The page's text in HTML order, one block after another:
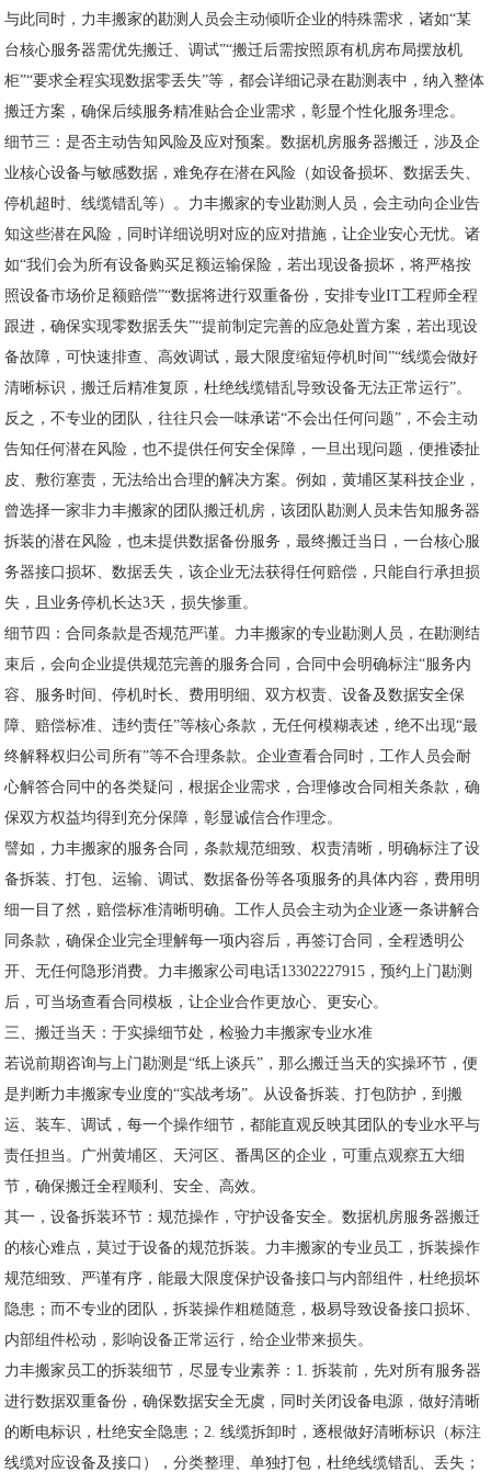
与此同时，力丰搬家的勘测人员会主动倾听企业的特殊需求，诸如“某
台核心服务器需优先搬迁、调试”“搬迁后需按照原有机房布局摆放机
柜”“要求全程实现数据零丢失”等，都会详细记录在勘测表中，纳入整体
搬迁方案，确保后续服务精准贴合企业需求，彰显个性化服务理念。
细节三：是否主动告知风险及应对预案。数据机房服务器搬迁，涉及企
业核心设备与敏感数据，难免存在潜在风险（如设备损坏、数据丢失、
停机超时、线缆错乱等）。力丰搬家的专业勘测人员，会主动向企业告
知这些潜在风险，同时详细说明对应的应对措施，让企业安心无忧。诸
如“我们会为所有设备购买足额运输保险，若出现设备损坏，将严格按
照设备市场价足额赔偿”“数据将进行双重备份，安排专业IT工程师全程
跟进，确保实现零数据丢失”“提前制定完善的应急处置方案，若出现设
备故障，可快速排查、高效调试，最大限度缩短停机时间”“线缆会做好
清晰标识，搬迁后精准复原，杜绝线缆错乱导致设备无法正常运行”。
反之，不专业的团队，往往只会一味承诺“不会出任何问题”，不会主动
告知任何潜在风险，也不提供任何安全保障，一旦出现问题，便推诿扯
皮、敷衍塞责，无法给出合理的解决方案。例如，黄埔区某科技企业，
曾选择一家非力丰搬家的团队搬迁机房，该团队勘测人员未告知服务器
拆装的潜在风险，也未提供数据备份服务，最终搬迁当日，一台核心服
务器接口损坏、数据丢失，该企业无法获得任何赔偿，只能自行承担损
失，且业务停机长达3天，损失惨重。
细节四：合同条款是否规范严谨。力丰搬家的专业勘测人员，在勘测结
束后，会向企业提供规范完善的服务合同，合同中会明确标注“服务内
容、服务时间、停机时长、费用明细、双方权责、设备及数据安全保
障、赔偿标准、违约责任”等核心条款，无任何模糊表述，绝不出现“最
终解释权归公司所有”等不合理条款。企业查看合同时，工作人员会耐
心解答合同中的各类疑问，根据企业需求，合理修改合同相关条款，确
保双方权益均得到充分保障，彰显诚信合作理念。
譬如，力丰搬家的服务合同，条款规范细致、权责清晰，明确标注了设
备拆装、打包、运输、调试、数据备份等各项服务的具体内容，费用明
细一目了然，赔偿标准清晰明确。工作人员会主动为企业逐一条讲解合
同条款，确保企业完全理解每一项内容后，再签订合同，全程透明公
开、无任何隐形消费。力丰搬家公司电话13302227915，预约上门勘测
后，可当场查看合同模板，让企业合作更放心、更安心。
三、搬迁当天：于实操细节处，检验力丰搬家专业水准
若说前期咨询与上门勘测是“纸上谈兵”，那么搬迁当天的实操环节，便
是判断力丰搬家专业度的“实战考场”。从设备拆装、打包防护，到搬
运、装车、调试，每一个操作细节，都能直观反映其团队的专业水平与
责任担当。广州黄埔区、天河区、番禺区的企业，可重点观察五大细
节，确保搬迁全程顺利、安全、高效。
其一，设备拆装环节：规范操作，守护设备安全。数据机房服务器搬迁
的核心难点，莫过于设备的规范拆装。力丰搬家的专业员工，拆装操作
规范细致、严谨有序，能最大限度保护设备接口与内部组件，杜绝损坏
隐患；而不专业的团队，拆装操作粗糙随意，极易导致设备接口损坏、
内部组件松动，影响设备正常运行，给企业带来损失。
力丰搬家员工的拆装细节，尽显专业素养：1. 拆装前，先对所有服务器
进行数据双重备份，确保数据安全无虞，同时关闭设备电源，做好清晰
的断电标识，杜绝安全隐患；2. 线缆拆卸时，逐根做好清晰标识（标注
线缆对应设备及接口），分类整理、单独打包，杜绝线缆错乱、丢失；